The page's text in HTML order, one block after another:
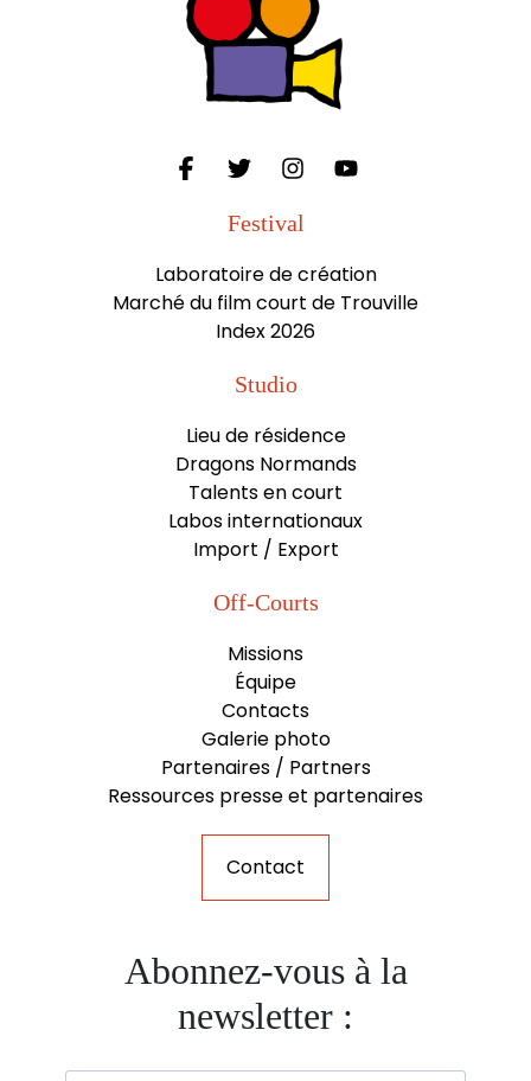
Festival
Laboratoire de création
Marché du film court de Trouville
Index 2026
Studio
Lieu de résidence
Dragons Normands
Talents en court
Labos internationaux
Import / Export
Off-Courts
Missions
Équipe
Contacts
Galerie photo
Partenaires / Partners
Ressources presse et partenaires
Contact
Abonnez-vous à la
newsletter :